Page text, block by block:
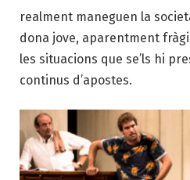
realment maneguen la
dona jove, aparentment
les situacions que se’ls hi
continus d’apostes.